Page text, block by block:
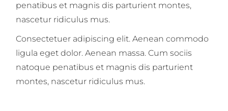
penatibus et magnis dis parturient montes,
nascetur ridiculus mus.
Consectetuer adipiscing elit. Aenean commodo
ligula eget dolor. Aenean massa. Cum sociis
natoque penatibus et magnis dis parturient
montes, nascetur ridiculus mus.